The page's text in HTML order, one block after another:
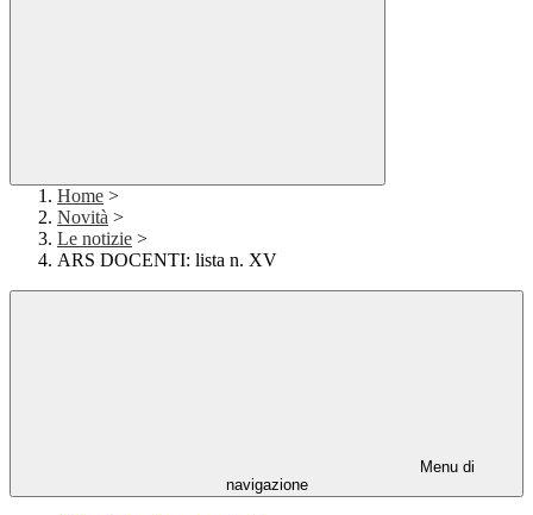
Home >
Novità >
Le notizie >
ARS DOCENTI: lista n. XV
Menu di
navigazione